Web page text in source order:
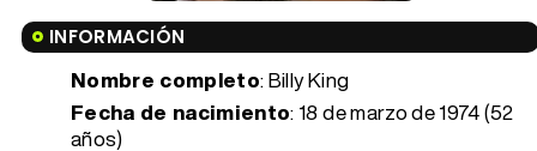
INFORMACIÓN
Nombre completo: Billy King
Fecha de nacimiento: 18 de marzo de 1974 (52
años)